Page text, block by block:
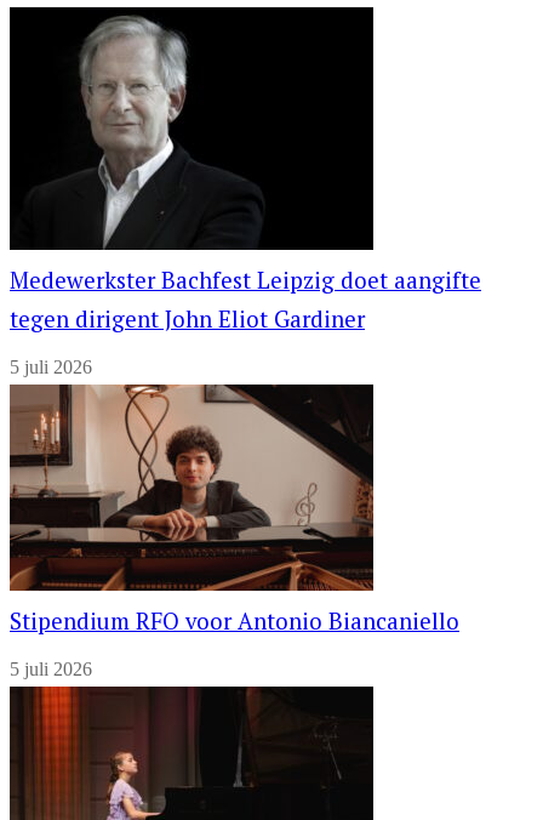
Medewerkster Bachfest Leipzig doet aangifte
tegen dirigent John Eliot Gardiner
5 juli 2026
Stipendium RFO voor Antonio Biancaniello
5 juli 2026